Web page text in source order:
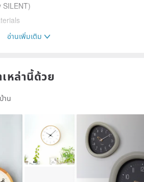
SILENT)
handmade by myself and because of this
may differ slightly in color and shape.
อ่านเพิ่มเติม
หล่านี้ด้วย
าน